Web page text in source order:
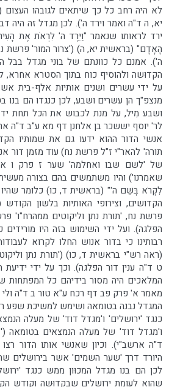
לא היה רחב כל כך שיתאים לגובהו
יא, ה ד"ה ואמר וירד ה'). לכן מגדל זה היה
ירד לראותו שנאמר "וַיֵּרֶד ה' לִרְאֹת אֶת
הָאָדָם" (בראשית יא, ה) ('צרור המור' פרשת
ה'). אמנם כל כוונתם של בוני מגדל בבל
הקדוּשה ולהוסיף כוח בתוך הסטרא אחרא,
על ידי עשרים ושנים אותיות אלף-בית
מנצפ"ך הן עשרים ושבע, לכן כנגדו הם בנו
ושבע מִיל, על מנת לכבוש את הכל תחת
לר' יוסף יששכר בן אלחנן דף מא ע"ב ד"ה
אנשי הדור ההוא ידעו גם את שמותיו
תורה' להאר"י ז"ל פרשת נח) עוד מזמן דור
של 'לשם שבו ואחלמה' שער ז פרק ו
שאמרנו') והיו משתמשים בהם בצורה
לִקְרֹא בְּשֵׁם ה'" (בראשית ד, כו) כלומר שהיו
הקדושים, וצירופי האותיות בלשון
פרשת נח, 'תורת נתן וליקוטים ממהרח"ו'
הפלגה). ועל ידי השימוש בזה היו
רבותינו כי בדור אנוש החלו לקרוא
(ראה רש"י בראשית ד, כו) ('תורת נתן
ט ד"ה ענין דור הפלגה). וכך על ידי
המלאכים היה מסור בידיהם כל המפתחות
מאמר א' פרק פב דף רכח ע"א טור ב ד"ה ולי
המגדל נבנה בטומאה ושימש למשיכת שפע
כנגד 'ירושלים' ו'מגדל דוד' של מעלה
ו'מגדל דוד' של מעלה הנמצאים
ד"ה ארשב"י). וכיון שאנשי אותו הדור
היורד דרך 'שער השמים' אשר בירושלים
לכן הם בנו מגדל המכוּון ממש כנגד
שהוא לעומת ירושלים שבקדוּשה וקודש